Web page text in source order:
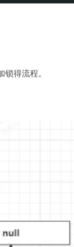
得流程。